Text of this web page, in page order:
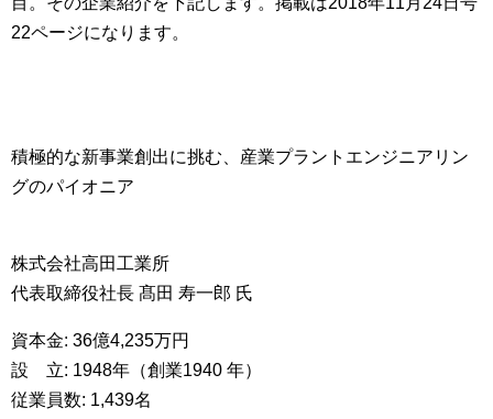
22ページになります。
積極的な新事業創出に挑む、産業プラントエンジニアリン
グのパイオニア
株式会社高田工業所
代表取締役社長 髙田 寿一郎 氏
資本金: 36億4,235万円
設 立: 1948年（創業1940 年）
従業員数: 1,439名